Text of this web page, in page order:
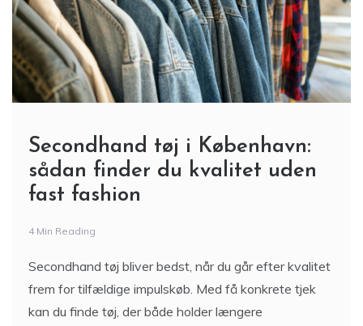
Secondhand tøj i København:
sådan finder du kvalitet uden
fast fashion
4 Min Reading
Secondhand tøj bliver bedst, når du går efter kvalitet
frem for tilfældige impulskøb. Med få konkrete tjek
kan du finde tøj, der både holder længere